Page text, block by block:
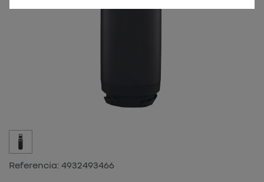
Referencia: 4932493466